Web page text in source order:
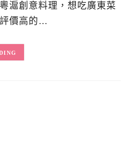
滬創意料理，想吃廣東菜
價高的…